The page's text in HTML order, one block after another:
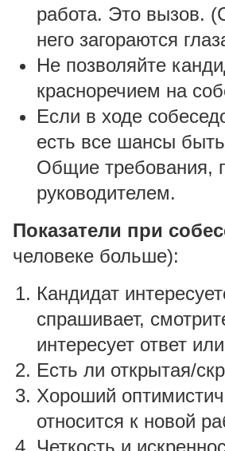
работа. Это вызов.
него загораются
Не позволяйте
красноречием на
Если в ходе
есть все шансы
Общие требования,
руководителем.
Показатели при
человеке больше):
Кандидат
спрашивает,
интересует ответ
Есть ли открытая/
Хороший
относится к новой
Четкость и